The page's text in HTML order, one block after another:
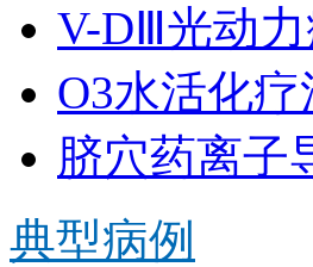
V-DⅢ光动
O3水活化疗
脐穴药离子
典型病例